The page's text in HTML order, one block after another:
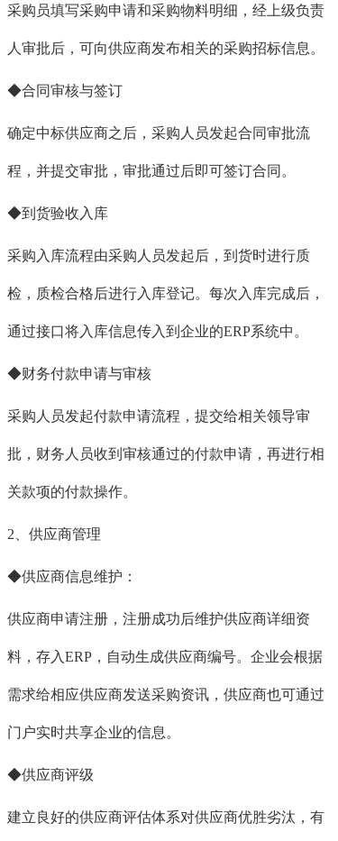
采购员填写采购申请和采购物料明细，经上级负责
人审批后，可向供应商发布相关的采购招标信息。
◆合同审核与签订
确定中标供应商之后，采购人员发起合同审批流
程，并提交审批，审批通过后即可签订合同。
◆到货验收入库
采购入库流程由采购人员发起后，到货时进行质
检，质检合格后进行入库登记。每次入库完成后，
通过接口将入库信息传入到企业的ERP系统中。
◆财务付款申请与审核
采购人员发起付款申请流程，提交给相关领导审
批，财务人员收到审核通过的付款申请，再进行相
关款项的付款操作。
2、供应商管理
◆供应商信息维护：
供应商申请注册，注册成功后维护供应商详细资
料，存入ERP，自动生成供应商编号。企业会根据
需求给相应供应商发送采购资讯，供应商也可通过
门户实时共享企业的信息。
◆供应商评级
建立良好的供应商评估体系对供应商优胜劣汰，有